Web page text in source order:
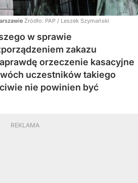
Źródło: PAP / Leszek Szymański
w sprawie
zakazu
orzeczenie kasacyjne
uczestników takiego
nie powinien być